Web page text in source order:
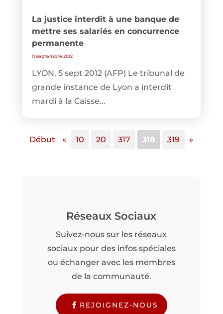
La justice interdit à une banque de
mettre ses salariés en concurrence
permanente
11 septembre 2012
LYON, 5 sept 2012 (AFP) Le tribunal de
grande instance de Lyon a interdit
mardi à la Caisse...
Début « 10 20 317 318 319 »
Réseaux Sociaux
Suivez-nous sur les réseaux
sociaux pour des infos spéciales
ou échanger avec les membres
de la communauté.
REJOIGNEZ-NOUS